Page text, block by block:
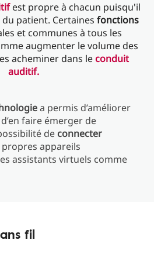
est propre à chacun puisqu'il
patient. Certaines fonctions
et communes à tous les
augmenter le volume des
acheminer dans leconduit
auditif.
a permis d’améliorer
faire émerger de
de connecter
propres appareils
assistants virtuels comme
fil